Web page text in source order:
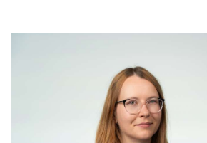
Biokurināmā testēšana.